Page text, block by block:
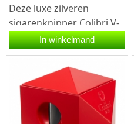
Deze luxe zilveren
sigarenknipper Colibri V-
Cut Black/Chrome is
voorzien van twee
snijmessen van...
In winkelmand